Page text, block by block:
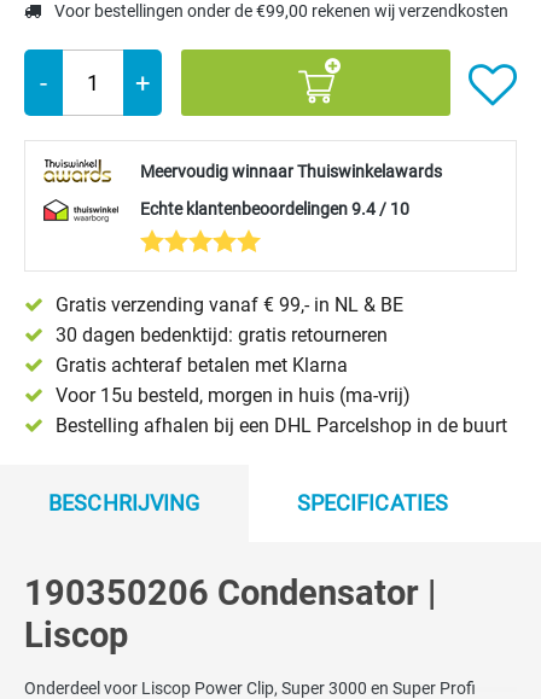
Voor bestellingen onder de €99,00 rekenen wij verzendkosten
- +
Meervoudig winnaar Thuiswinkelawards
Echte klantenbeoordelingen 9.4 / 10
Gratis verzending vanaf € 99,- in NL & BE
30 dagen bedenktijd: gratis retourneren
Gratis achteraf betalen met Klarna
Voor 15u besteld, morgen in huis (ma-vrij)
Bestelling afhalen bij een DHL Parcelshop in de buurt
BESCHRIJVING SPECIFICATIES
190350206 Condensator |
Liscop
Onderdeel voor Liscop Power Clip, Super 3000 en Super Profi